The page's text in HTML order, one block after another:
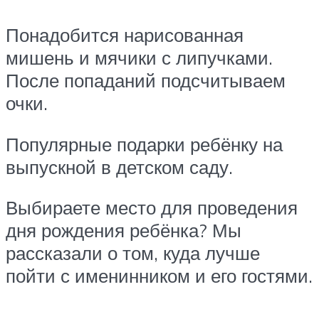
Понадобится нарисованная
мишень и мячики с липучками.
После попаданий подсчитываем
очки.
Популярные подарки ребёнку на
выпускной в детском саду.
Выбираете место для проведения
дня рождения ребёнка? Мы
рассказали о том, куда лучше
пойти с именинником и его гостями.